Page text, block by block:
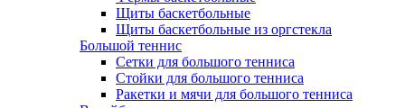
Щиты баскетбольные
Щиты баскетбольные из оргстекла
Большой теннис
Сетки для большого тенниса
Стойки для большого тенниса
Ракетки и мячи для большого тенниса